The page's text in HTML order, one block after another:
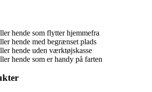
hende som flytter hjemmefra
hende med begrænset plads
hende uden værktøjskasse
hende som er handy på farten